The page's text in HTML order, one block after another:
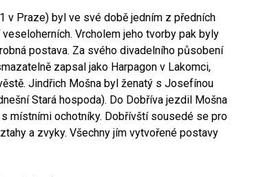
v Praze) byl ve své době jedním z předních
Vrcholem jeho tvorby pak byly
postava. Za svého divadelního působení
zapsal jako Harpagon v Lakomci,
Jindřich Mošna byl ženatý s Josefínou
Stará hospoda). Do Dobříva jezdil Mošna
místními ochotníky. Dobřívští sousedé se pro
a zvyky. Všechny jím vytvořené postavy